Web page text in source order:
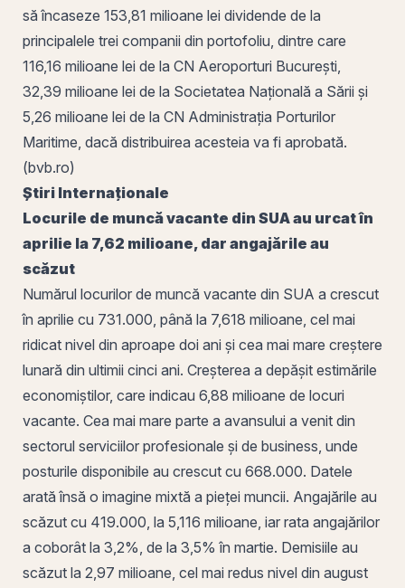
să încaseze 153,81 milioane lei dividende de la
principalele trei companii din portofoliu, dintre care
116,16 milioane lei de la CN Aeroporturi București,
32,39 milioane lei de la Societatea Națională a Sării și
5,26 milioane lei de la CN Administrația Porturilor
Maritime, dacă distribuirea acesteia va fi aprobată.
(bvb.ro)
Știri Internaționale
Locurile de muncă vacante din SUA au urcat în
aprilie la 7,62 milioane, dar angajările au
scăzut
Numărul locurilor de muncă vacante din SUA a crescut
în aprilie cu 731.000, până la 7,618 milioane, cel mai
ridicat nivel din aproape doi ani și cea mai mare creștere
lunară din ultimii cinci ani. Creșterea a depășit estimările
economiștilor, care indicau 6,88 milioane de locuri
vacante. Cea mai mare parte a avansului a venit din
sectorul serviciilor profesionale și de business, unde
posturile disponibile au crescut cu 668.000. Datele
arată însă o imagine mixtă a pieței muncii. Angajările au
scăzut cu 419.000, la 5,116 milioane, iar rata angajărilor
a coborât la 3,2%, de la 3,5% în martie. Demisiile au
scăzut la 2,97 milioane, cel mai redus nivel din august